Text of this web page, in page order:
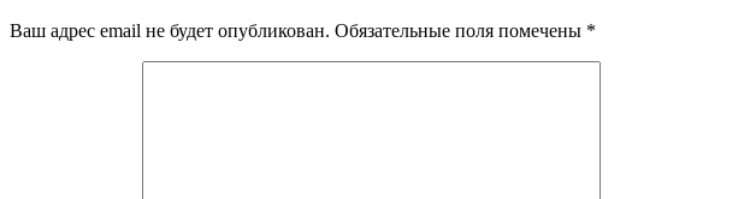
Ваш адрес email не будет опубликован. Обязательные поля помечены *